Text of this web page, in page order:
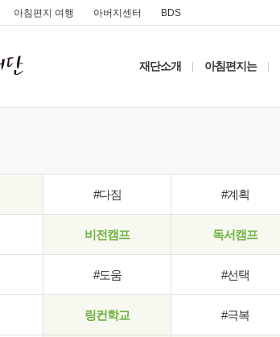
아침편지 여행 아버지센터 BDS
재단소개 아침편지는
#다짐 #계획
비전캠프 독서캠프
#도움 #선택
링컨학교 #극복